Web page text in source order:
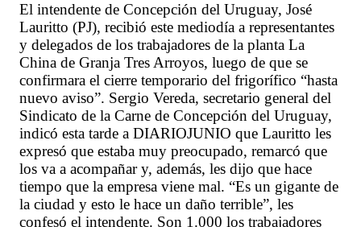
El intendente de Concepción del Uruguay, José
Lauritto (PJ), recibió este mediodía a representantes
y delegados de los trabajadores de la planta La
China de Granja Tres Arroyos, luego de que se
confirmara el cierre temporario del frigorífico “hasta
nuevo aviso”. Sergio Vereda, secretario general del
Sindicato de la Carne de Concepción del Uruguay,
indicó esta tarde a DIARIOJUNIO que Lauritto les
expresó que estaba muy preocupado, remarcó que
los va a acompañar y, además, les dijo que hace
tiempo que la empresa viene mal. “Es un gigante de
la ciudad y esto le hace un daño terrible”, les
confesó el intendente. Son 1.000 los trabajadores